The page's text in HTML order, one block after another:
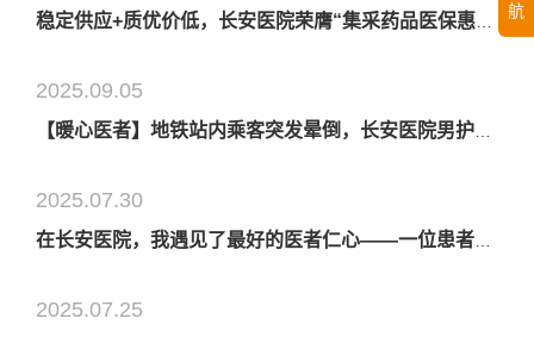
2025.09.05
2025.07.30
2025.07.25
航